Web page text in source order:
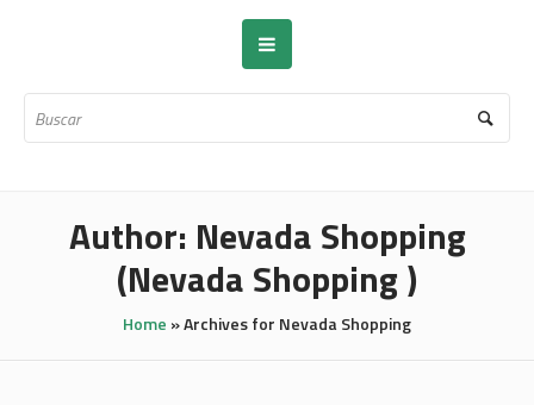
Author: Nevada Shopping
(Nevada Shopping )
Home »Archives for Nevada Shopping